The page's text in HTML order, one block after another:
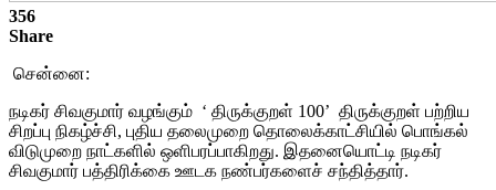
356
Share
சென்னை:
நடிகர் சிவகுமார் வழங்கும் ‘ திருக்குறள் 100’ திருக்குறள் பற்றிய
சிறப்பு நிகழ்ச்சி, புதிய தலைமுறை தொலைக்காட்சியில் பொங்கல்
விடுமுறை நாட்களில் ஒளிபரப்பாகிறது. இதனையொட்டி நடிகர்
சிவகுமார் பத்திரிக்கை ஊடக நண்பர்களைச் சந்தித்தார்.